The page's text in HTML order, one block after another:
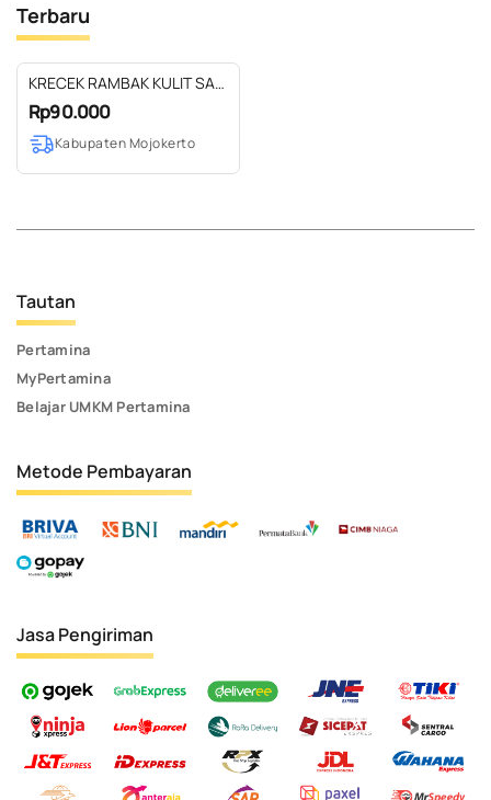
Terbaru
KRECEK RAMBAK KULIT SAPI
SIAP GORENG
Rp90.000
Kabupaten Mojokerto
Tautan
Pertamina
MyPertamina
Belajar UMKM Pertamina
Metode Pembayaran
Jasa Pengiriman